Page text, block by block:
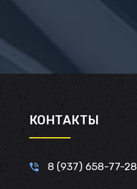
КОНТАКТЫ
8 (937) 658-77-28